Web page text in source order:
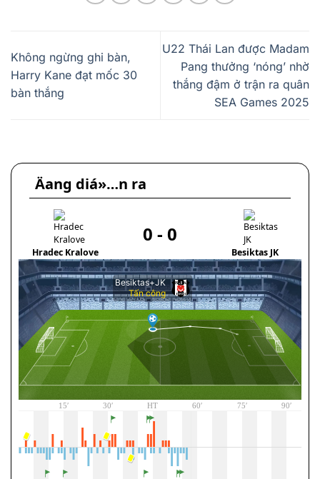
Không ngừng ghi bàn,
Harry Kane đạt mốc 30
bàn thắng
U22 Thái Lan được Madam
Pang thưởng ‘nóng’ nhờ
thắng đậm ở trận ra quân
SEA Games 2025
Äang diá»…n ra
Hradec Kralove
0 - 0
Besiktas JK